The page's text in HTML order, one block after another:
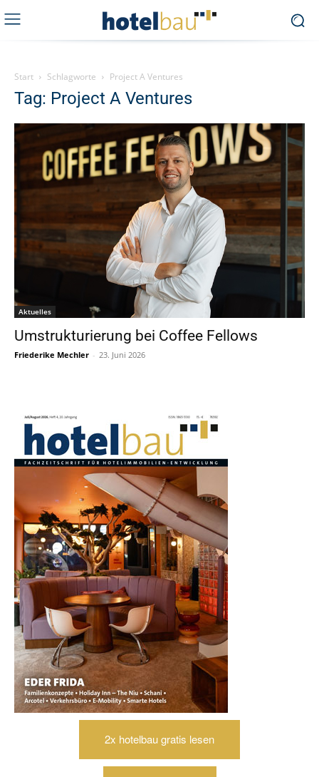
Start Schlagworte Project A Ventures
Tag: Project A Ventures
Aktuelles
Umstrukturierung bei Coffee Fellows
Friederike Mechler - 23. Juni 2026
2x hotelbau gratis lesen